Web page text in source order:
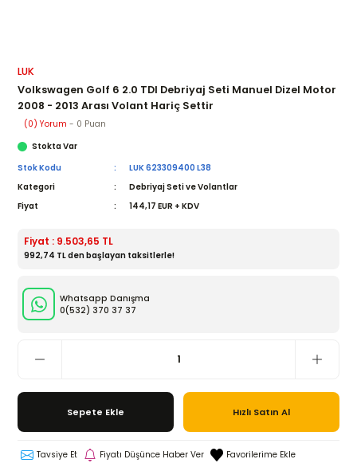
LUK
Volkswagen Golf 6 2.0 TDI Debriyaj Seti Manuel Dizel Motor
2008 - 2013 Arası Volant Hariç Settir
(0) Yorum - 0 Puan
Stokta Var
Stok Kodu
LUK 623309400 L38
Kategori
Debriyaj Seti ve Volantlar
Fiyat
144,17 EUR + KDV
Fiyat : 9.503,65 TL
992,74 TL den başlayan taksitlerle!
Whatsapp Danışma
0(532) 370 37 37
Sepete Ekle Hızlı Satın Al
Tavsiye Et Fiyatı Düşünce Haber Ver